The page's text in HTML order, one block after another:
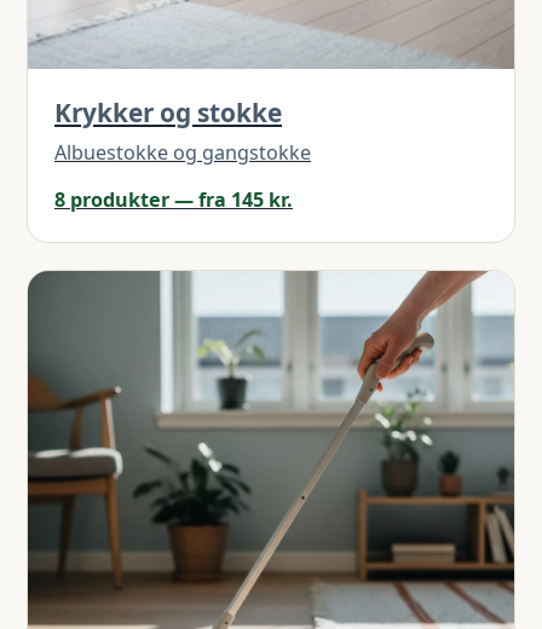
Krykker og stokke
Albuestokke og gangstokke
8 produkter — fra 145 kr.